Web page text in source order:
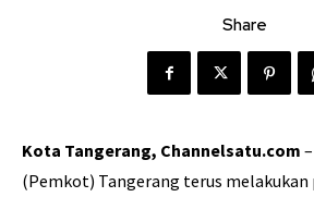
Share
Kota Tangerang, Channelsatu.com
(Pemkot) Tangerang terus melakukan